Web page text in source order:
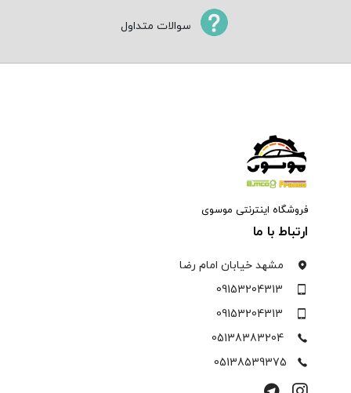
سوالات متداول
فروشگاه اینترنتی موسوی
ارتباط با ما
مشهد خیابان امام رضا
09153204313
09153204313
05138383204
05138539375